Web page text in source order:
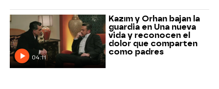
04:11
Kazım y Orhan bajan la
guardia en Una nueva
vida y reconocen el
dolor que comparten
como padres